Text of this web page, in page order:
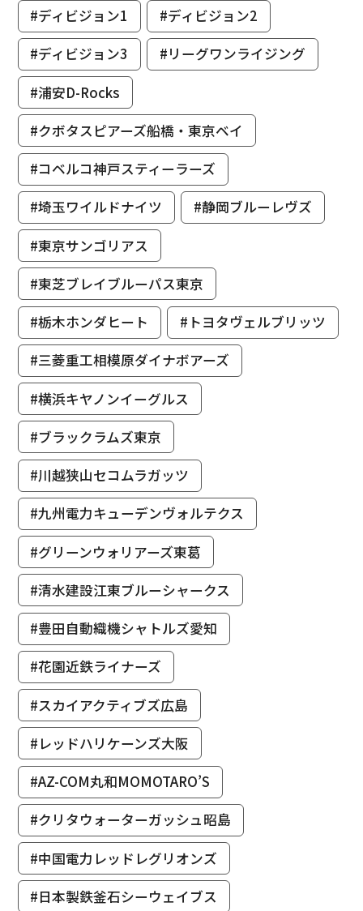
#ディビジョン1
#ディビジョン2
#ディビジョン3
#リーグワンライジング
#浦安D-Rocks
#クボタスピアーズ船橋・東京ベイ
#コベルコ神戸スティーラーズ
#埼玉ワイルドナイツ
#静岡ブルーレヴズ
#東京サンゴリアス
#東芝ブレイブルーパス東京
#栃木ホンダヒート
#トヨタヴェルブリッツ
#三菱重工相模原ダイナボアーズ
#横浜キヤノンイーグルス
#ブラックラムズ東京
#川越狭山セコムラガッツ
#九州電力キューデンヴォルテクス
#グリーンウォリアーズ東葛
#清水建設江東ブルーシャークス
#豊田自動織機シャトルズ愛知
#花園近鉄ライナーズ
#スカイアクティブズ広島
#レッドハリケーンズ大阪
#AZ-COM丸和MOMOTARO’S
#クリタウォーターガッシュ昭島
#中国電力レッドレグリオンズ
#日本製鉄釜石シーウェイブス